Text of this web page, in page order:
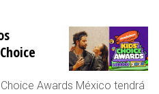
Awards México tendrá